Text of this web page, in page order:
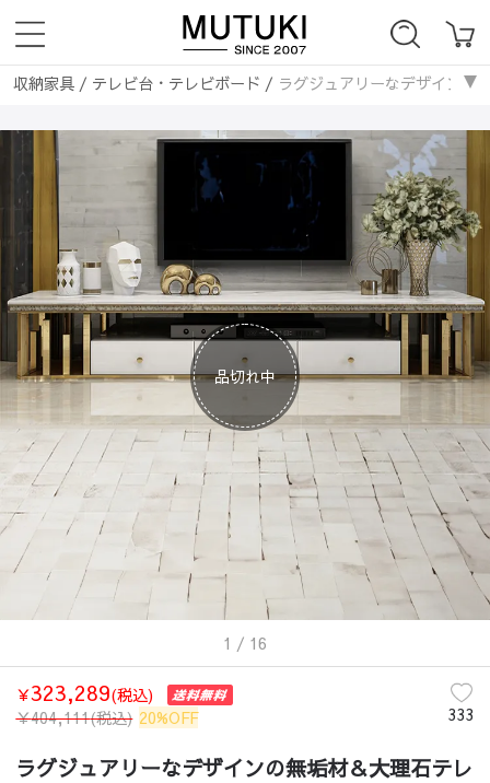
収納家具/ テレビ台・テレビボード / ラグジュアリーなデザイン
品切れ中
1 / 16
￥323,289(税込)
￥404,111(税込) 20%OFF 333
ラグジュアリーなデザインの無垢材＆大理石テレ